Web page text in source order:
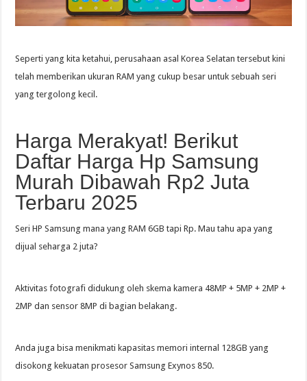
Seperti yang kita ketahui, perusahaan asal Korea Selatan tersebut kini
telah memberikan ukuran RAM yang cukup besar untuk sebuah seri
yang tergolong kecil.
Harga Merakyat! Berikut
Daftar Harga Hp Samsung
Murah Dibawah Rp2 Juta
Terbaru 2025
Seri HP Samsung mana yang RAM 6GB tapi Rp. Mau tahu apa yang
dijual seharga 2 juta?
Aktivitas fotografi didukung oleh skema kamera 48MP + 5MP + 2MP +
2MP dan sensor 8MP di bagian belakang.
Anda juga bisa menikmati kapasitas memori internal 128GB yang
disokong kekuatan prosesor Samsung Exynos 850.